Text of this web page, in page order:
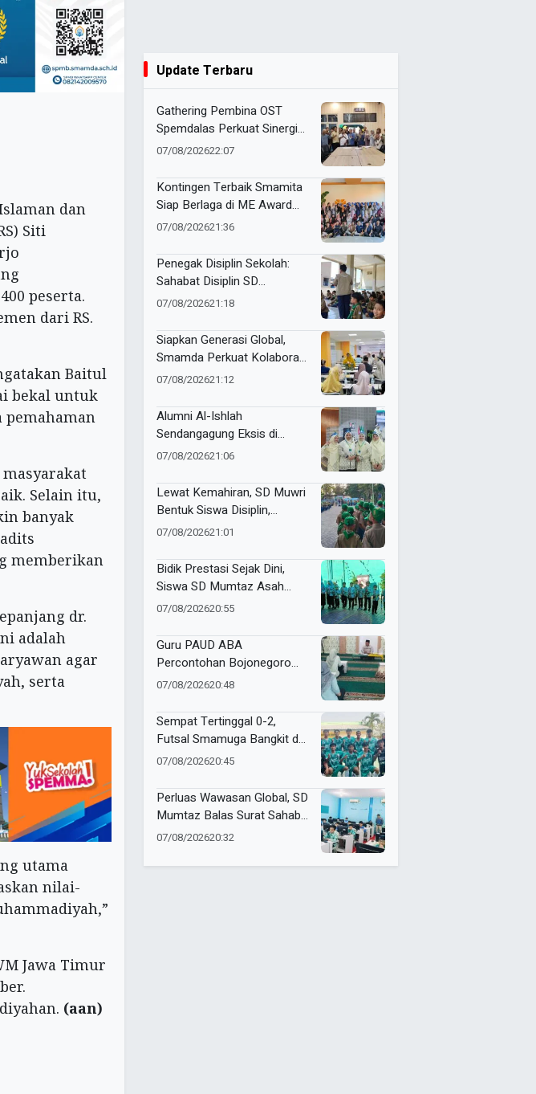
dan
Siti
peserta.
dari RS.
Baitul
bekal untuk
pemahaman
Selain itu,
banyak
memberikan
dr.
adalah
agar
serta
utama
nilai-
Jawa Timur
(aan)
Update Terbaru
Gathering Pembina OST
Spemdalas Perkuat Sinergi
Pembinaan Karakter dan
07/08/202622:07
Kontingen Terbaik Smamita
Siap Berlaga di ME Award
2026
07/08/202621:36
Penegak Disiplin Sekolah:
Sahabat Disiplin SD
Almadany
07/08/202621:18
Siapkan Generasi Global,
Smamda Perkuat Kolaborasi
Bersama Wali Murid Kelas XI
07/08/202621:12
Alumni Al-Ishlah
Sendangagung Eksis di
Muktamar ke-15 Nasyiatul
07/08/202621:06
Lewat Kemahiran, SD Muwri
Bentuk Siswa Disiplin,
Mandiri, dan Bertanggung
07/08/202621:01
Bidik Prestasi Sejak Dini,
Siswa SD Mumtaz Asah
Fokus Lewat Talent Panahan
07/08/202620:55
Guru PAUD ABA
Percontohan Bojonegoro
Rutin Mengaji Setiap Hari
07/08/202620:48
Sempat Tertinggal 0-2,
Futsal Smamuga Bangkit dan
Menang Dramatis Lewat Adu
07/08/202620:45
Perluas Wawasan Global, SD
Mumtaz Balas Surat Sahabat
Pena dari Singapura
07/08/202620:32